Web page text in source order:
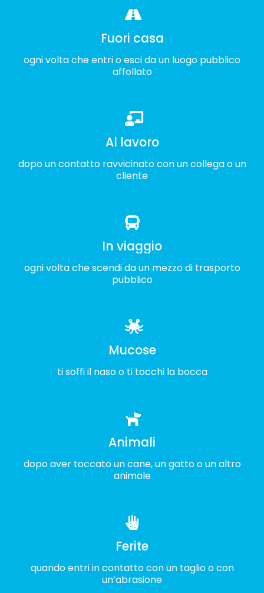
Fuori casa
ogni volta che entri o esci da un luogo pubblico
affollato
Al lavoro
dopo un contatto ravvicinato con un collega o un
cliente
In viaggio
ogni volta che scendi da un mezzo di trasporto
pubblico
Mucose
ti soffi il naso o ti tocchi la bocca
Animali
dopo aver toccato un cane, un gatto o un altro
animale
Ferite
quando entri in contatto con un taglio o con
un’abrasione